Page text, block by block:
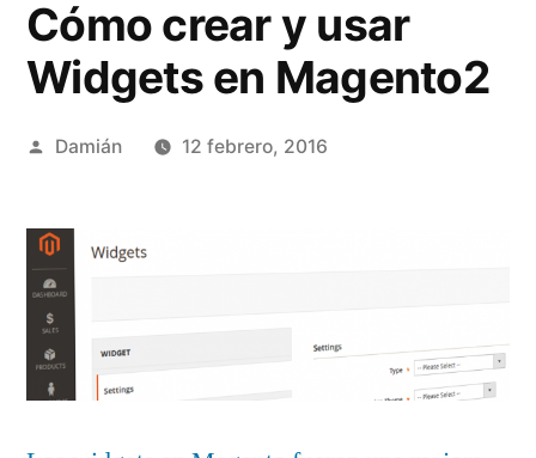
Cómo crear y usar
Widgets en Magento2
Publicado
Damián 12 febrero, 2016